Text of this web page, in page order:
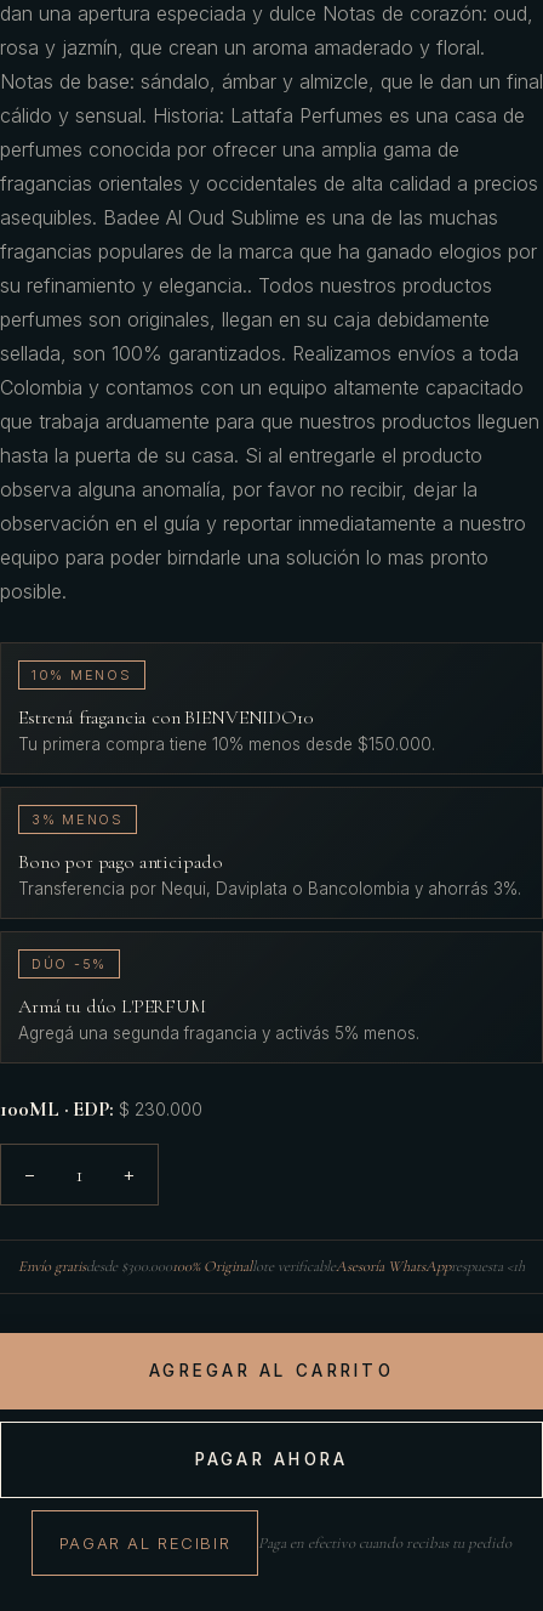
dan una apertura especiada y dulce Notas de corazón: oud,
rosa y jazmín, que crean un aroma amaderado y floral.
Notas de base: sándalo, ámbar y almizcle, que le dan un final
cálido y sensual. Historia: Lattafa Perfumes es una casa de
perfumes conocida por ofrecer una amplia gama de
fragancias orientales y occidentales de alta calidad a precios
asequibles. Badee Al Oud Sublime es una de las muchas
fragancias populares de la marca que ha ganado elogios por
su refinamiento y elegancia.. Todos nuestros productos
perfumes son originales, llegan en su caja debidamente
sellada, son 100% garantizados. Realizamos envíos a toda
Colombia y contamos con un equipo altamente capacitado
que trabaja arduamente para que nuestros productos lleguen
hasta la puerta de su casa. Si al entregarle el producto
observa alguna anomalía, por favor no recibir, dejar la
observación en el guía y reportar inmediatamente a nuestro
equipo para poder birndarle una solución lo mas pronto
posible.
10% MENOS
Estrená fragancia con BIENVENIDO10
Tu primera compra tiene 10% menos desde $150.000.
3% MENOS
Bono por pago anticipado
Transferencia por Nequi, Daviplata o Bancolombia y ahorrás 3%.
DÚO -5%
Armá tu dúo L'PERFUM
Agregá una segunda fragancia y activás 5% menos.
100ML · EDP: $ 230.000
− 1 +
Envío gratisdesde $300.000100% Originallote verificableAsesoría WhatsApprespuesta <1h
AGREGAR AL CARRITO
PAGAR AHORA
PAGAR AL RECIBIR Paga en efectivo cuando recibas tu pedido